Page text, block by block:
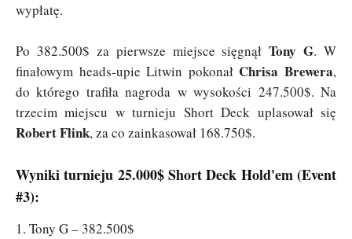
wypłatę.
Po 382.500$ za pierwsze miejsce sięgnąłTony G. W
finałowym heads-upie Litwin pokonał Chrisa Brewera,
do którego trafiła nagroda w wysokości 247.500$. Na
trzecim miejscu w turnieju Short Deck uplasował się
Robert Flink, za co zainkasował 168.750$.
Wyniki turnieju 25.000$ Short Deck Hold'em (Event
#3):
1. Tony G – 382.500$